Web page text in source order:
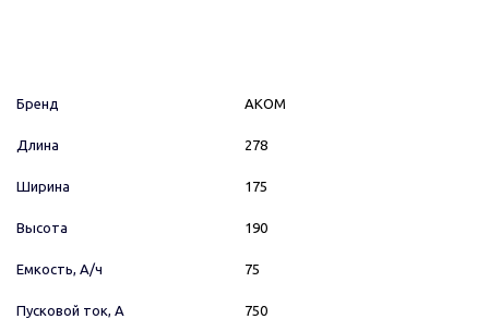
Бренд AКОМ
Длина 278
Ширина 175
Высота 190
Емкость, А/ч 75
Пусковой ток, А 750